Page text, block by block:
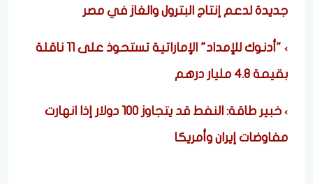
جديدة لدعم إنتاج البترول والغاز في مصر
"أدنوك للإمداد" الإماراتية تستحوذ على 11 ناقلة
بقيمة 4.8 مليار درهم
خبير طاقة: النفط قد يتجاوز 100 دولار إذا انهارت
مفاوضات إيران وأمريكا